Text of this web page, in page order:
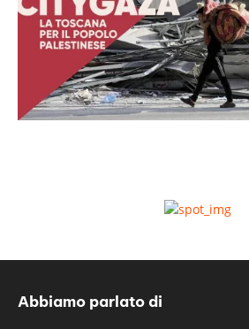
Abbiamo parlato di